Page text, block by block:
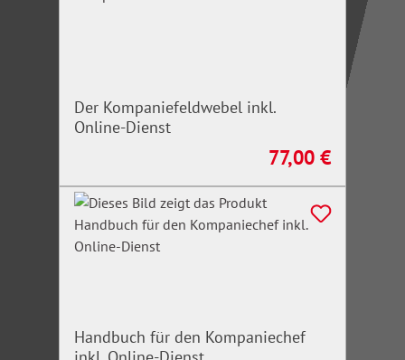
Der Kompaniefeldwebel inkl.
Online-Dienst
Regulärer Preis:
77,00 €
Handbuch für den Kompaniechef